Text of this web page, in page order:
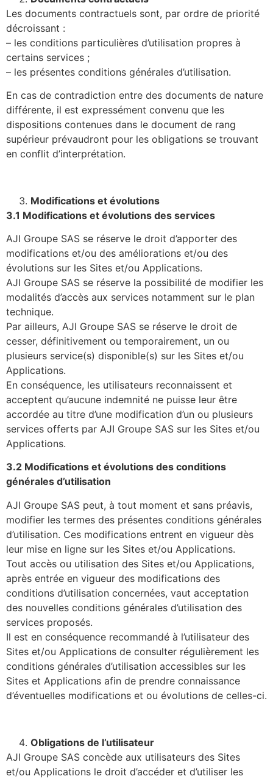
Les documents contractuels sont, par ordre de priorité
décroissant :
– les conditions particulières d’utilisation propres à
certains services ;
– les présentes conditions générales d’utilisation.
En cas de contradiction entre des documents de nature
différente, il est expressément convenu que les
dispositions contenues dans le document de rang
supérieur prévaudront pour les obligations se trouvant
en conflit d’interprétation.
Modifications et évolutions
3.1 Modifications et évolutions des services
AJI Groupe SAS se réserve le droit d’apporter des
modifications et/ou des améliorations et/ou des
évolutions sur les Sites et/ou Applications.
AJI Groupe SAS se réserve la possibilité de modifier les
modalités d’accès aux services notamment sur le plan
technique.
Par ailleurs, AJI Groupe SAS se réserve le droit de
cesser, définitivement ou temporairement, un ou
plusieurs service(s) disponible(s) sur les Sites et/ou
Applications.
En conséquence, les utilisateurs reconnaissent et
acceptent qu’aucune indemnité ne puisse leur être
accordée au titre d’une modification d’un ou plusieurs
services offerts par AJI Groupe SAS sur les Sites et/ou
Applications.
3.2 Modifications et évolutions des conditions
générales d’utilisation
AJI Groupe SAS peut, à tout moment et sans préavis,
modifier les termes des présentes conditions générales
d’utilisation. Ces modifications entrent en vigueur dès
leur mise en ligne sur les Sites et/ou Applications.
Tout accès ou utilisation des Sites et/ou Applications,
après entrée en vigueur des modifications des
conditions d’utilisation concernées, vaut acceptation
des nouvelles conditions générales d’utilisation des
services proposés.
Il est en conséquence recommandé à l’utilisateur des
Sites et/ou Applications de consulter régulièrement les
conditions générales d’utilisation accessibles sur les
Sites et Applications afin de prendre connaissance
d’éventuelles modifications et ou évolutions de celles-ci.
Obligations de l’utilisateur
AJI Groupe SAS concède aux utilisateurs des Sites
et/ou Applications le droit d’accéder et d’utiliser les